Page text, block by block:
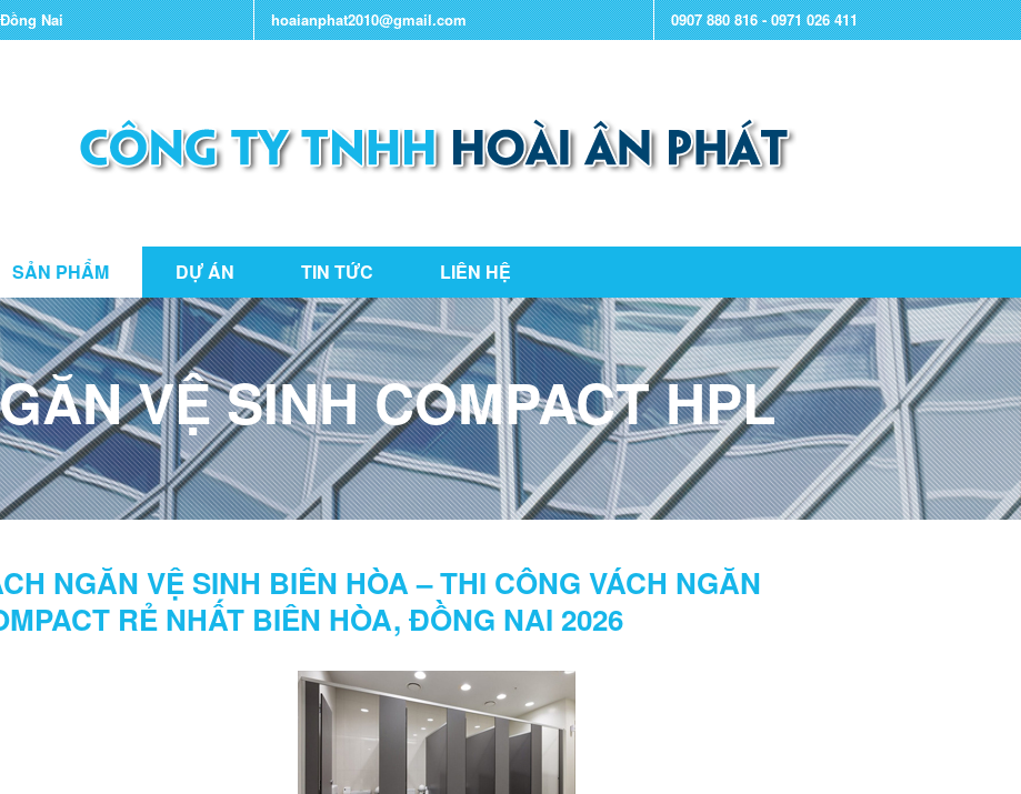
Nai hoaianphat2010@gmail.com 0907 880 816 - 0971 026 411
SẢN PHẨM DỰ ÁN TIN TỨC LIÊN HỆ
VỆ SINH COMPACT HPL
NGĂN VỆ SINH BIÊN HÒA – THI CÔNG VÁCH NGĂN
RẺ NHẤT BIÊN HÒA, ĐỒNG NAI 2026